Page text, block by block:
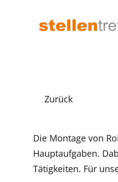
Zurück
Die Montage von
Hauptaufgaben.
Tätigkeiten. Für